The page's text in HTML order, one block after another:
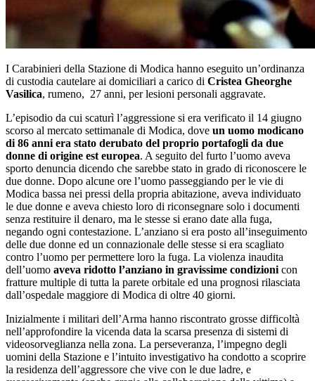
I Carabinieri della Stazione di Modica hanno eseguito un’ordinanza
di custodia cautelare ai domiciliari a carico di Cristea Gheorghe
Vasilica, rumeno, 27 anni, per lesioni personali aggravate.
L’episodio da cui scaturì l’aggressione si era verificato il 14 giugno
scorso al mercato settimanale di Modica, dove un uomo modicano
di 86 anni era stato derubato del proprio portafogli da due
donne di origine est europea. A seguito del furto l’uomo aveva
sporto denuncia dicendo che sarebbe stato in grado di riconoscere le
due donne. Dopo alcune ore l’uomo passeggiando per le vie di
Modica bassa nei pressi della propria abitazione, aveva individuato
le due donne e aveva chiesto loro di riconsegnare solo i documenti
senza restituire il denaro, ma le stesse si erano date alla fuga,
negando ogni contestazione. L’anziano si era posto all’inseguimento
delle due donne ed un connazionale delle stesse si era scagliato
contro l’uomo per permettere loro la fuga. La violenza inaudita
dell’uomo aveva ridotto l’anziano in gravissime condizioni con
fratture multiple di tutta la parete orbitale ed una prognosi rilasciata
dall’ospedale maggiore di Modica di oltre 40 giorni.
Inizialmente i militari dell’Arma hanno riscontrato grosse difficoltà
nell’approfondire la vicenda data la scarsa presenza di sistemi di
videosorveglianza nella zona. La perseveranza, l’impegno degli
uomini della Stazione e l’intuito investigativo ha condotto a scoprire
la residenza dell’aggressore che vive con le due ladre, e